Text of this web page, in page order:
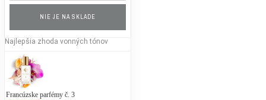
NIE JE NA SKLADE
Najlepšia zhoda vonných tónov
Francúzske parfémy č. 3